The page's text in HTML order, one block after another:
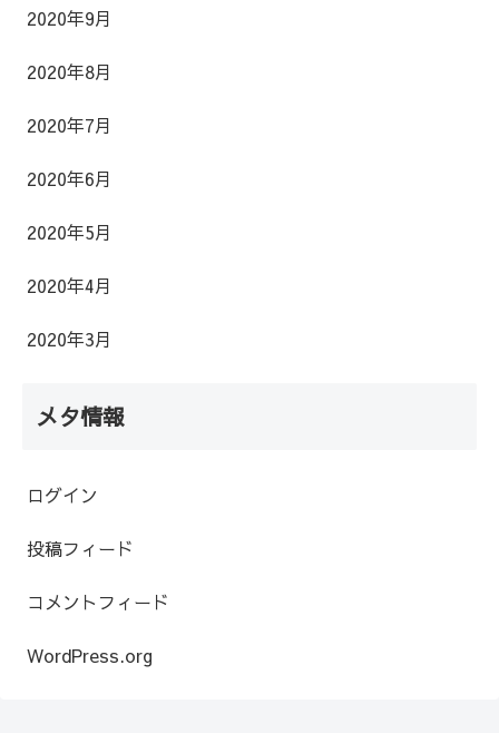
2020年9月
2020年8月
2020年7月
2020年6月
2020年5月
2020年4月
2020年3月
メタ情報
ログイン
投稿フィード
コメントフィード
WordPress.org